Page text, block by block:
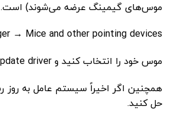
موس‌های گیمینگ عرضه می‌شوند) است.
→ Mice and other pointing devices →
موس خود را انتخاب کنید و Update driver را بزنید.
همچنین اگر اخیراً سیستم ‌عامل به
حل کنید.